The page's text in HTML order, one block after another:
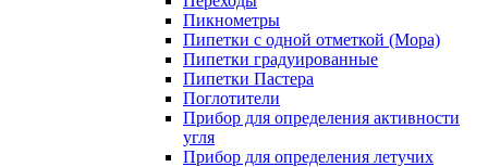
Пикнометры
Пипетки с одной отметкой (Мора)
Пипетки градуированные
Пипетки Пастера
Поглотители
Прибор для определения активности
угля
Прибор для определения летучих